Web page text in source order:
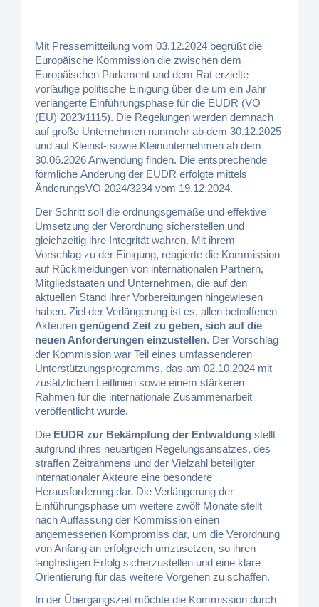
Mit Pressemitteilung vom 03.12.2024 begrüßt die
Europäische Kommission die zwischen dem
Europäischen Parlament und dem Rat erzielte
vorläufige politische Einigung über die um ein Jahr
verlängerte Einführungsphase für die EUDR (VO
(EU) 2023/1115). Die Regelungen werden demnach
auf große Unternehmen nunmehr ab dem 30.12.2025
und auf Kleinst- sowie Kleinunternehmen ab dem
30.06.2026 Anwendung finden. Die entsprechende
förmliche Änderung der EUDR erfolgte mittels
ÄnderungsVO 2024/3234 vom 19.12.2024.
Der Schritt soll die ordnungsgemäße und effektive
Umsetzung der Verordnung sicherstellen und
gleichzeitig ihre Integrität wahren. Mit ihrem
Vorschlag zu der Einigung, reagierte die Kommission
auf Rückmeldungen von internationalen Partnern,
Mitgliedstaaten und Unternehmen, die auf den
aktuellen Stand ihrer Vorbereitungen hingewiesen
haben. Ziel der Verlängerung ist es, allen betroffenen
Akteurengenügend Zeit zu geben, sich auf die
neuen Anforderungen einzustellen. Der Vorschlag
der Kommission war Teil eines umfassenderen
Unterstützungsprogramms, das am 02.10.2024 mit
zusätzlichen Leitlinien sowie einem stärkeren
Rahmen für die internationale Zusammenarbeit
veröffentlicht wurde.
Die EUDR zur Bekämpfung der Entwaldung stellt
aufgrund ihres neuartigen Regelungsansatzes, des
straffen Zeitrahmens und der Vielzahl beteiligter
internationaler Akteure eine besondere
Herausforderung dar. Die Verlängerung der
Einführungsphase um weitere zwölf Monate stellt
nach Auffassung der Kommission einen
angemessenen Kompromiss dar, um die Verordnung
von Anfang an erfolgreich umzusetzen, so ihren
langfristigen Erfolg sicherzustellen und eine klare
Orientierung für das weitere Vorgehen zu schaffen.
In der Übergangszeit möchte die Kommission durch